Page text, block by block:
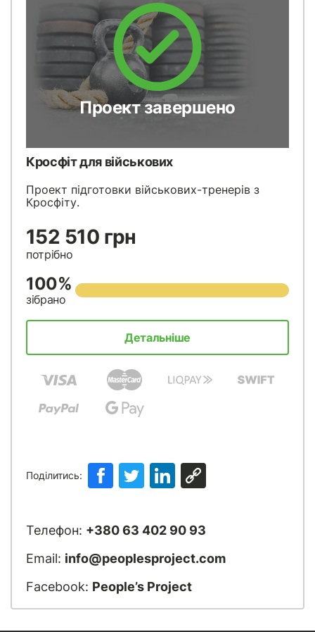
Проект завершено
Кросфіт для військових
Проект підготовки військових-тренерів з
Кросфіту.
152 510 грн
потрібно
100%
зібрано
Детальніше
Поділитись:
Телефон: +380 63 402 90 93
Email: info@peoplesproject.com
Facebook: People’s Project